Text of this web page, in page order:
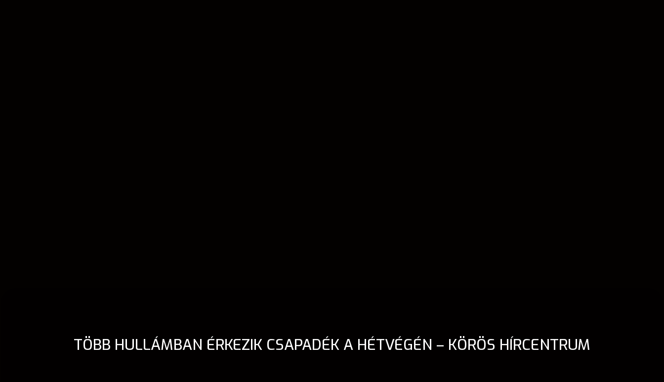
TÖBB HULLÁMBAN ÉRKEZIK CSAPADÉK A HÉTVÉGÉN – KÖRÖS HÍRCENTRUM